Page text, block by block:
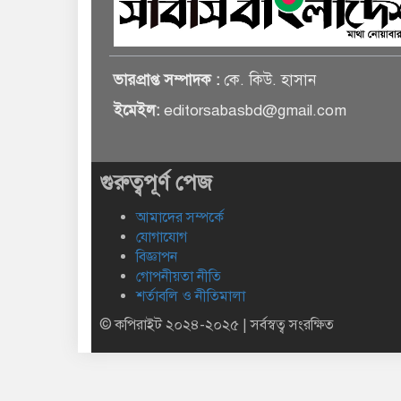
ভারপ্রাপ্ত সম্পাদক : কে. কিউ. হাসান
ইমেইল: editorsabasbd@gmail.com
গুরুত্বপূর্ণ পেজ
আমাদের সম্পর্কে
যোগাযোগ
বিজ্ঞাপন
গোপনীয়তা নীতি
শর্তাবলি ও নীতিমালা
© কপিরাইট ২০২৪-২০২৫ | সর্বস্বত্ব সংরক্ষিত